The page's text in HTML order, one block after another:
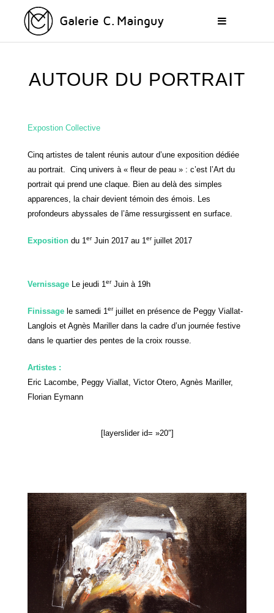
AUTOUR DU PORTRAIT
Expostion Collective
Cinq artistes de talent réunis autour d’une exposition dédiée
au portrait. Cinq univers à « fleur de peau » : c’est l’Art du
portrait qui prend une claque. Bien au delà des simples
apparences, la chair devient témoin des émois. Les
profondeurs abyssales de l’âme ressurgissent en surface.
Exposition du 1erJuin 2017 au 1erjuillet 2017
Vernissage Le jeudi 1erJuin à 19h
Finissage le samedi 1erjuillet en présence de Peggy Viallat-
Langlois et Agnès Mariller dans la cadre d’un journée festive
dans le quartier des pentes de la croix rousse.
Artistes :
Eric Lacombe, Peggy Viallat, Victor Otero, Agnès Mariller,
Florian Eymann
[layerslider id= »20″]